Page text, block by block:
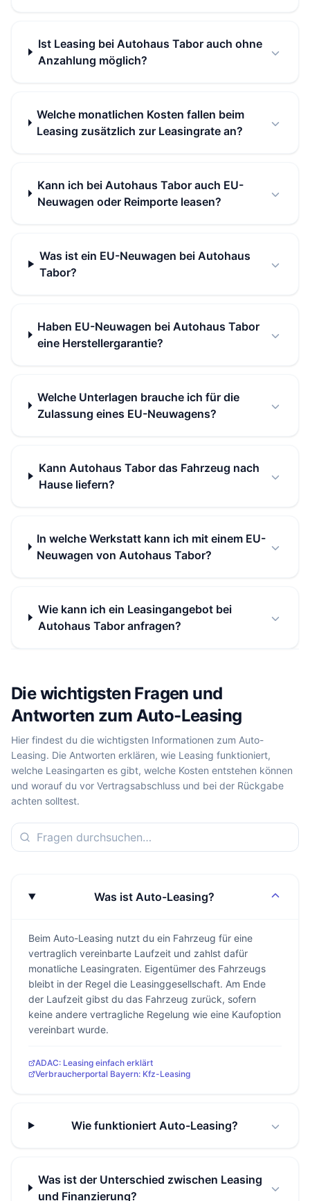
Ist Leasing bei Autohaus Tabor auch ohne
Anzahlung möglich?
Welche monatlichen Kosten fallen beim
Leasing zusätzlich zur Leasingrate an?
Kann ich bei Autohaus Tabor auch EU-
Neuwagen oder Reimporte leasen?
Was ist ein EU-Neuwagen bei Autohaus
Tabor?
Haben EU-Neuwagen bei Autohaus Tabor
eine Herstellergarantie?
Welche Unterlagen brauche ich für die
Zulassung eines EU-Neuwagens?
Kann Autohaus Tabor das Fahrzeug nach
Hause liefern?
In welche Werkstatt kann ich mit einem EU-
Neuwagen von Autohaus Tabor?
Wie kann ich ein Leasingangebot bei
Autohaus Tabor anfragen?
Die wichtigsten Fragen und
Antworten zum Auto-Leasing
Hier findest du die wichtigsten Informationen zum Auto-
Leasing. Die Antworten erklären, wie Leasing funktioniert,
welche Leasingarten es gibt, welche Kosten entstehen können
und worauf du vor Vertragsabschluss und bei der Rückgabe
achten solltest.
Was ist Auto-Leasing?
Beim Auto-Leasing nutzt du ein Fahrzeug für eine
vertraglich vereinbarte Laufzeit und zahlst dafür
monatliche Leasingraten. Eigentümer des Fahrzeugs
bleibt in der Regel die Leasinggesellschaft. Am Ende
der Laufzeit gibst du das Fahrzeug zurück, sofern
keine andere vertragliche Regelung wie eine Kaufoption
vereinbart wurde.
ADAC: Leasing einfach erklärt
Verbraucherportal Bayern: Kfz-Leasing
Wie funktioniert Auto-Leasing?
Was ist der Unterschied zwischen Leasing
und Finanzierung?